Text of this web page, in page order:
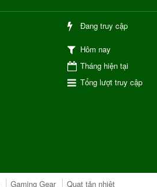
Đang truy cập
Hôm nay
Tháng hiện tại
Tổng lượt truy cập
Gaming Gear Quạt tản nhiệt